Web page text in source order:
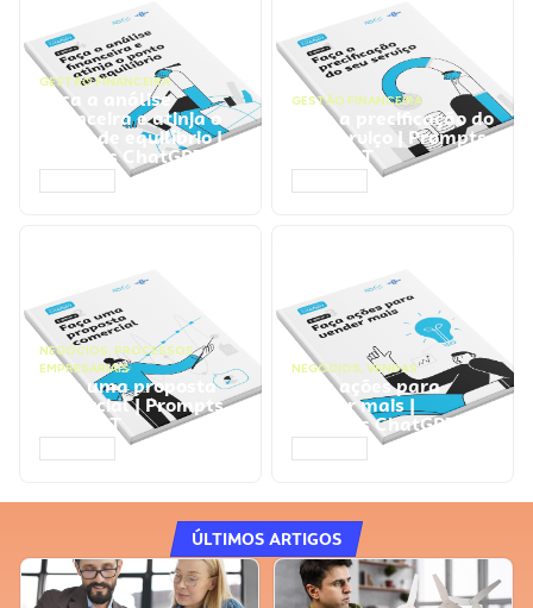
GESTÃO FINANCEIRA
Faça a análise
financeira e atinja o
ponto de equilíbrio |
Prompts ChatGPT
GESTÃO FINANCEIRA
Faça a precificação do
seu serviço | Prompts
ChatGPT
NEGÓCIOS, PROCESSOS
EMPRESARIAIS
Faça uma proposta
comercial | Prompts
ChatGPT
NEGÓCIOS, VENDAS
Faça ações para
vender mais |
Prompts ChatGPT
ÚLTIMOS ARTIGOS